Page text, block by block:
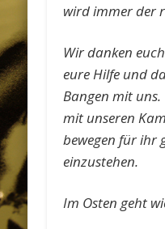
wird immer der
Wir danken
eure Hilfe und
Bangen mit
mit unseren
bewegen für ihr
einzustehen.
Im Osten geht